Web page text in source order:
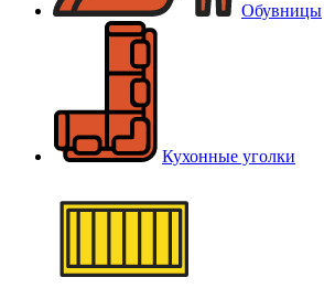
Обувницы
Кухонные уголки